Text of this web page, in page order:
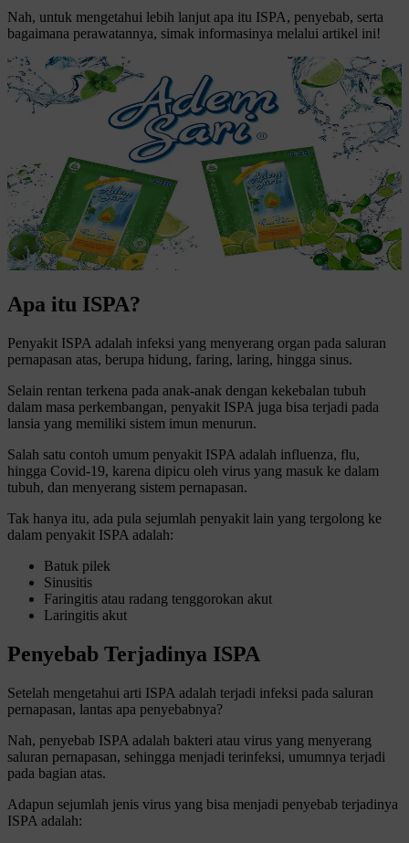
Nah, untuk mengetahui lebih lanjut apa itu ISPA, penyebab, serta
bagaimana perawatannya, simak informasinya melalui artikel ini!
Apa itu ISPA?
Penyakit ISPA adalah infeksi yang menyerang organ pada saluran
pernapasan atas, berupa hidung, faring, laring, hingga sinus.
Selain rentan terkena pada anak-anak dengan kekebalan tubuh
dalam masa perkembangan, penyakit ISPA juga bisa terjadi pada
lansia yang memiliki sistem imun menurun.
Salah satu contoh umum penyakit ISPA adalah influenza, flu,
hingga Covid-19, karena dipicu oleh virus yang masuk ke dalam
tubuh, dan menyerang sistem pernapasan.
Tak hanya itu, ada pula sejumlah penyakit lain yang tergolong ke
dalam penyakit ISPA adalah:
Batuk pilek
Sinusitis
Faringitis atau radang tenggorokan akut
Laringitis akut
Penyebab Terjadinya ISPA
Setelah mengetahui arti ISPA adalah terjadi infeksi pada saluran
pernapasan, lantas apa penyebabnya?
Nah, penyebab ISPA adalah bakteri atau virus yang menyerang
saluran pernapasan, sehingga menjadi terinfeksi, umumnya terjadi
pada bagian atas.
Adapun sejumlah jenis virus yang bisa menjadi penyebab terjadinya
ISPA adalah: